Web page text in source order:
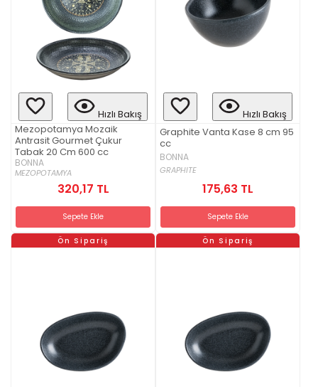
Hızlı Bakış
Mezopotamya Mozaik
Antrasit Gourmet Çukur
Tabak 20 Cm 600 cc
BONNA
MEZOPOTAMYA
320,17 TL
Sepete Ekle
Hızlı Bakış
Graphite Vanta Kase 8 cm 95
cc
BONNA
GRAPHITE
175,63 TL
Sepete Ekle
Ön Sipariş Ön Sipariş